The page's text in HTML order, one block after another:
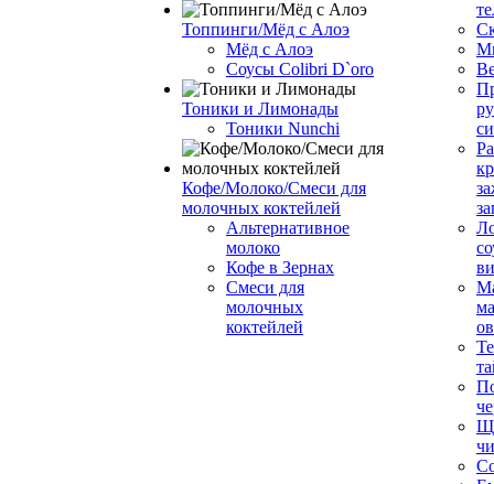
Топпинги/Мёд с Алоэ
Мёд с Алоэ
Соусы Colibri D`oro
Тоники и Лимонады
Тоники Nunchi
Кофе/Молоко/Смеси для
молочных коктейлей
Альтернативное
молоко
Кофе в Зернах
Смеси для
молочных
коктейлей